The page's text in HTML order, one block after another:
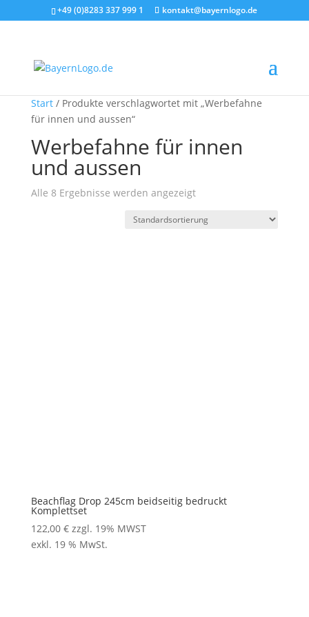
+49 (0)8283 337 999 1 kontakt@bayernlogo.de
Start/ Produkte verschlagwortet mit „Werbefahne
für innen und aussen“
Werbefahne für innen
und aussen
Alle 8 Ergebnisse werden angezeigt
Beachflag Drop 245cm beidseitig bedruckt
Komplettset
122,00 € zzgl. 19% MWST
exkl. 19 % MwSt.